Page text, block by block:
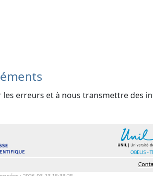
les erreurs et à nous transmettre des